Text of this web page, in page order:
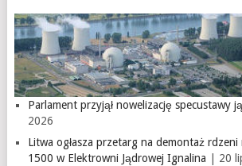
Parlament przyjął nowelizację specustawy
2026
Litwa ogłasza przetarg na demontaż
1500 w Elektrowni Jądrowej Ignalina | 20